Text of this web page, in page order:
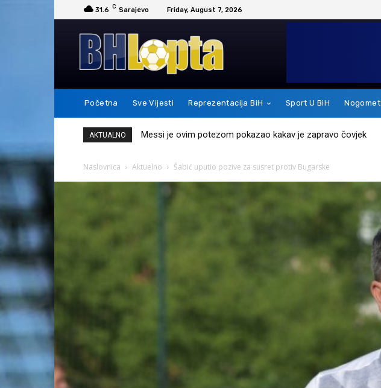
31.6 C Sarajevo Friday, August 7, 2026
Početna Sve Vijesti Reprezentacija BiH Sport U BiH Nogomet
AKTUALNO Messi je ovim potezom pokazao kakav je zapravo čovjek
Naslovnica Aktuelno Šabić uputio pozive za susret protiv Bugarske